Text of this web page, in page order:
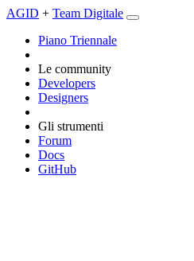
AGID + Team Digitale
Piano Triennale
Le community
Developers
Designers
Gli strumenti
Forum
Docs
GitHub